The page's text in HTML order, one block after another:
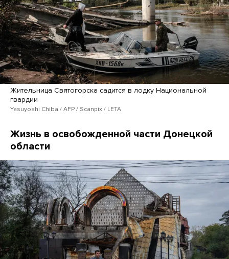
Жительница Святогорска садится в лодку Национальной
гвардии
Yasuyoshi Chiba / AFP / Scanpix / LETA
Жизнь в освобожденной части Донецкой
области